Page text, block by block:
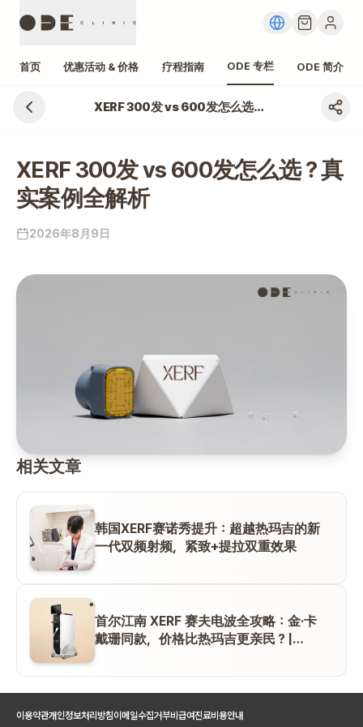
首页 优惠活动 & 价格 疗程指南 ODE 专栏 ODE 简介
XERF 300发 vs 600发怎么选？真实案例全解析
XERF 300发 vs 600发怎么选？真
实案例全解析
2026年8月9日
相关文章
韩国XERF赛诺秀提升：超越热玛吉的新
一代双频射频，紧致+提拉双重效果
首尔江南 XERF 赛夫电波全攻略：金·卡
戴珊同款，价格比热玛吉更亲民？|
이용약관개인정보처리방침이메일수집거부비급여진료비용안내